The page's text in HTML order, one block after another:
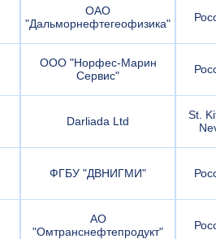
ОАО
"Дальморнефтегеофизика"
ООО "Норфес-Марин
Сервис"
Darliada Ltd
St.
ФГБУ "ДВНИГМИ"
АО
"Омтранснефтепродукт"